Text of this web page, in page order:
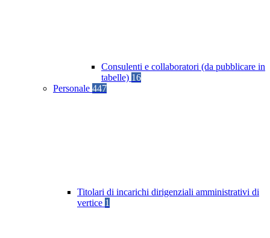
Consulenti e collaboratori (da pubblicare in
tabelle) 16
Personale 447
Titolari di incarichi dirigenziali amministrativi di
vertice 1